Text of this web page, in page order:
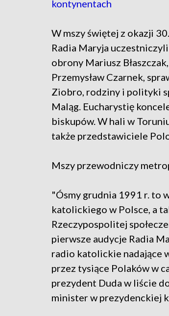
kontynentach
W mszy świętej z okazji
Radia Maryja
obrony Mariusz
Przemysław Czarnek,
Ziobro, rodziny i polityki
Maląg. Eucharystię
biskupów. W hali w
także przedstawiciele
Mszy przewodniczy
"Ósmy grudnia 1991 r. to
katolickiego w Polsce, a
Rzeczypospolitej
pierwsze audycje Radia
radio katolickie nadające
przez tysiące Polaków w
prezydent Duda w liście
minister w prezydenckiej